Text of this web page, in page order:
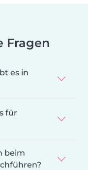
Fragen
es in
für
beim